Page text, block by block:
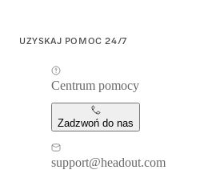
UZYSKAJ POMOC 24/7
Centrum pomocy
Zadzwoń do nas
support@headout.com